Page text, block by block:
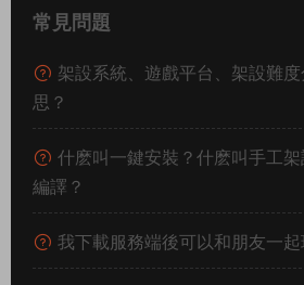
常見問題
架設系統、遊戲平台、架設難
思？
什麽叫一鍵安裝？什麽叫手工
編譯？
我下載服務端後可以和朋友一起